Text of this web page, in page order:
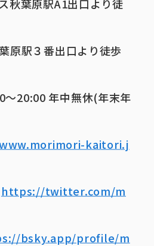
秋葉原駅A1出口より徒
原駅３番出口より徒歩
20:00 年中無休(年末年
kaitori.j
https://twitter.com/m
bsky.app/profile/m